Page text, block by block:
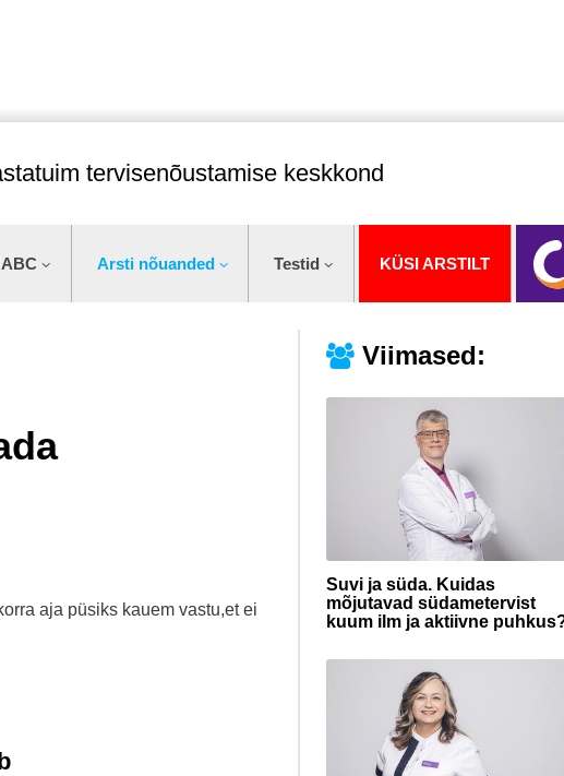
tervisenõustamise keskkond
Arsti nõuanded Testid KÜSI ARSTILT
Viimased:
Suvi ja süda. Kuidas
mõjutavad südametervist
kuum ilm ja aktiivne
aja püsiks kauem vastu,et ei